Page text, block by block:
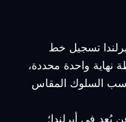
تسجيل خط
نهاية واحدة محددة،
السلوك المقاس
بُعد في أيرلندا؛